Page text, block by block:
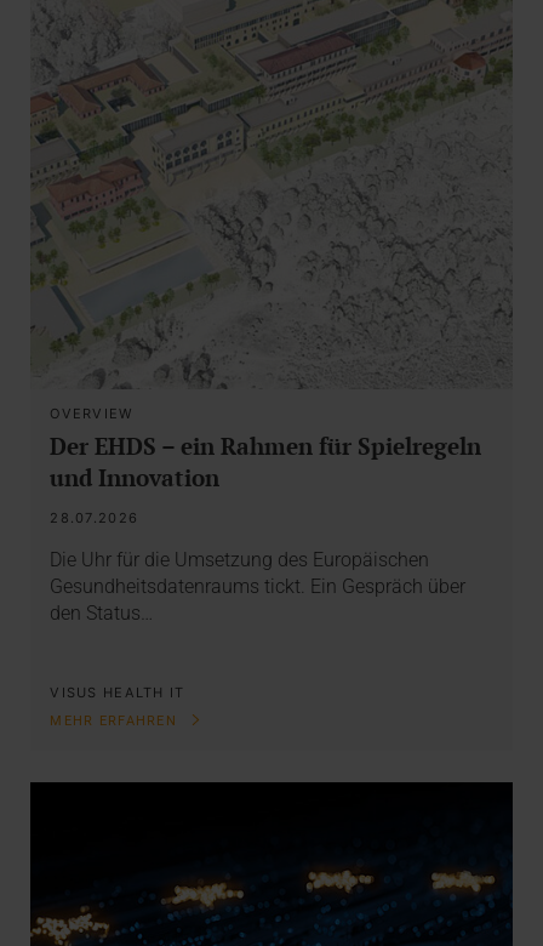
OVERVIEW
Der EHDS – ein Rahmen für Spielregeln
und Innovation
28.07.2026
Die Uhr für die Umsetzung des Europäischen
Gesundheitsdatenraums tickt. Ein Gespräch über
den Status…
VISUS HEALTH IT
MEHR ERFAHREN